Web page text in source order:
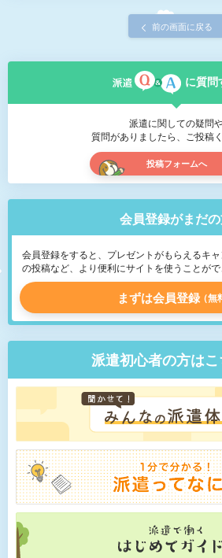
前の画面に戻る
に質問
派遣に関しての疑問
質問がありましたら、ご投稿く
投稿フォームへ
会員登録がまだ
会員登録をすると、プレゼントがもらえるキ
の投稿など、より便利にサイトを使うことがで
まずは会員登録 無
派遣初心者の方はこ